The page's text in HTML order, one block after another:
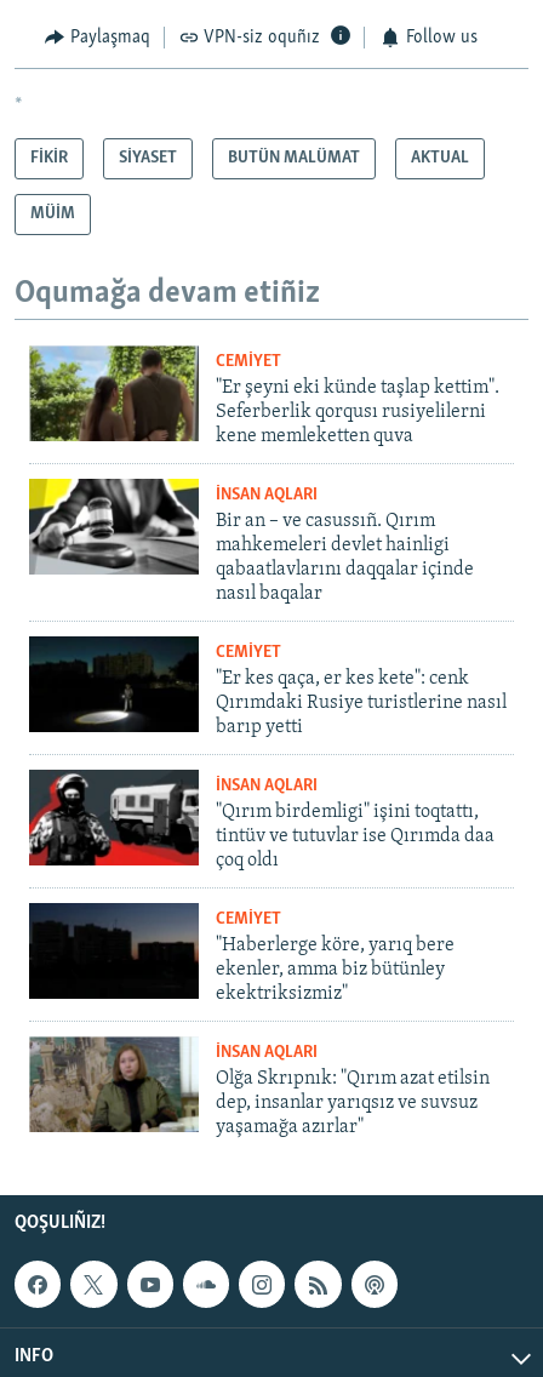
Paylaşmaq VPN-siz oquñız Follow us
*
FİKİR SİYASET BUTÜN MALÜMAT AKTUAL
MÜİM
Oqumağa devam etiñiz
CEMİYET
"Er şeyni eki künde taşlap kettim".
Seferberlik qorqusı rusiyelilerni
kene memleketten quva
İNSAN AQLARI
Bir an – ve casussıñ. Qırım
mahkemeleri devlet hainligi
qabaatlavlarını daqqalar içinde
nasıl baqalar
CEMİYET
"Er kes qaça, er kes kete": cenk
Qırımdaki Rusiye turistlerine nasıl
barıp yetti
İNSAN AQLARI
"Qırım birdemligi" işini toqtattı,
tintüv ve tutuvlar ise Qırımda daa
çoq oldı
CEMİYET
"Haberlerge köre, yarıq bere
ekenler, amma biz bütünley
ekektriksizmiz"
İNSAN AQLARI
Olğa Skrıpnık: "Qırım azat etilsin
dep, insanlar yarıqsız ve suvsuz
yaşamağa azırlar"
QOŞULIÑIZ!
INFO